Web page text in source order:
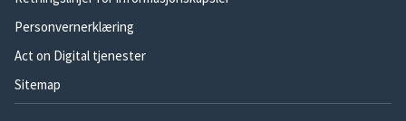
Personvernerklæring
Act on Digital tjenester
Sitemap